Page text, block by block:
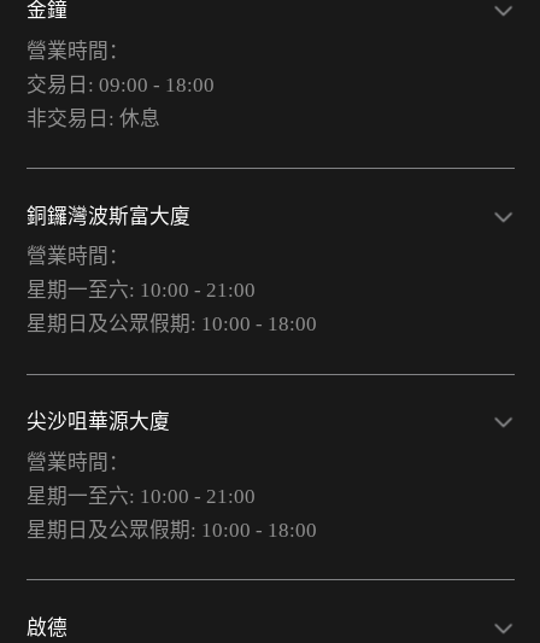
金鐘
營業時間：
交易日: 09:00 - 18:00
非交易日: 休息
銅鑼灣波斯富大廈
營業時間：
星期一至六: 10:00 - 21:00
星期日及公眾假期: 10:00 - 18:00
尖沙咀華源大廈
營業時間：
星期一至六: 10:00 - 21:00
星期日及公眾假期: 10:00 - 18:00
啟德